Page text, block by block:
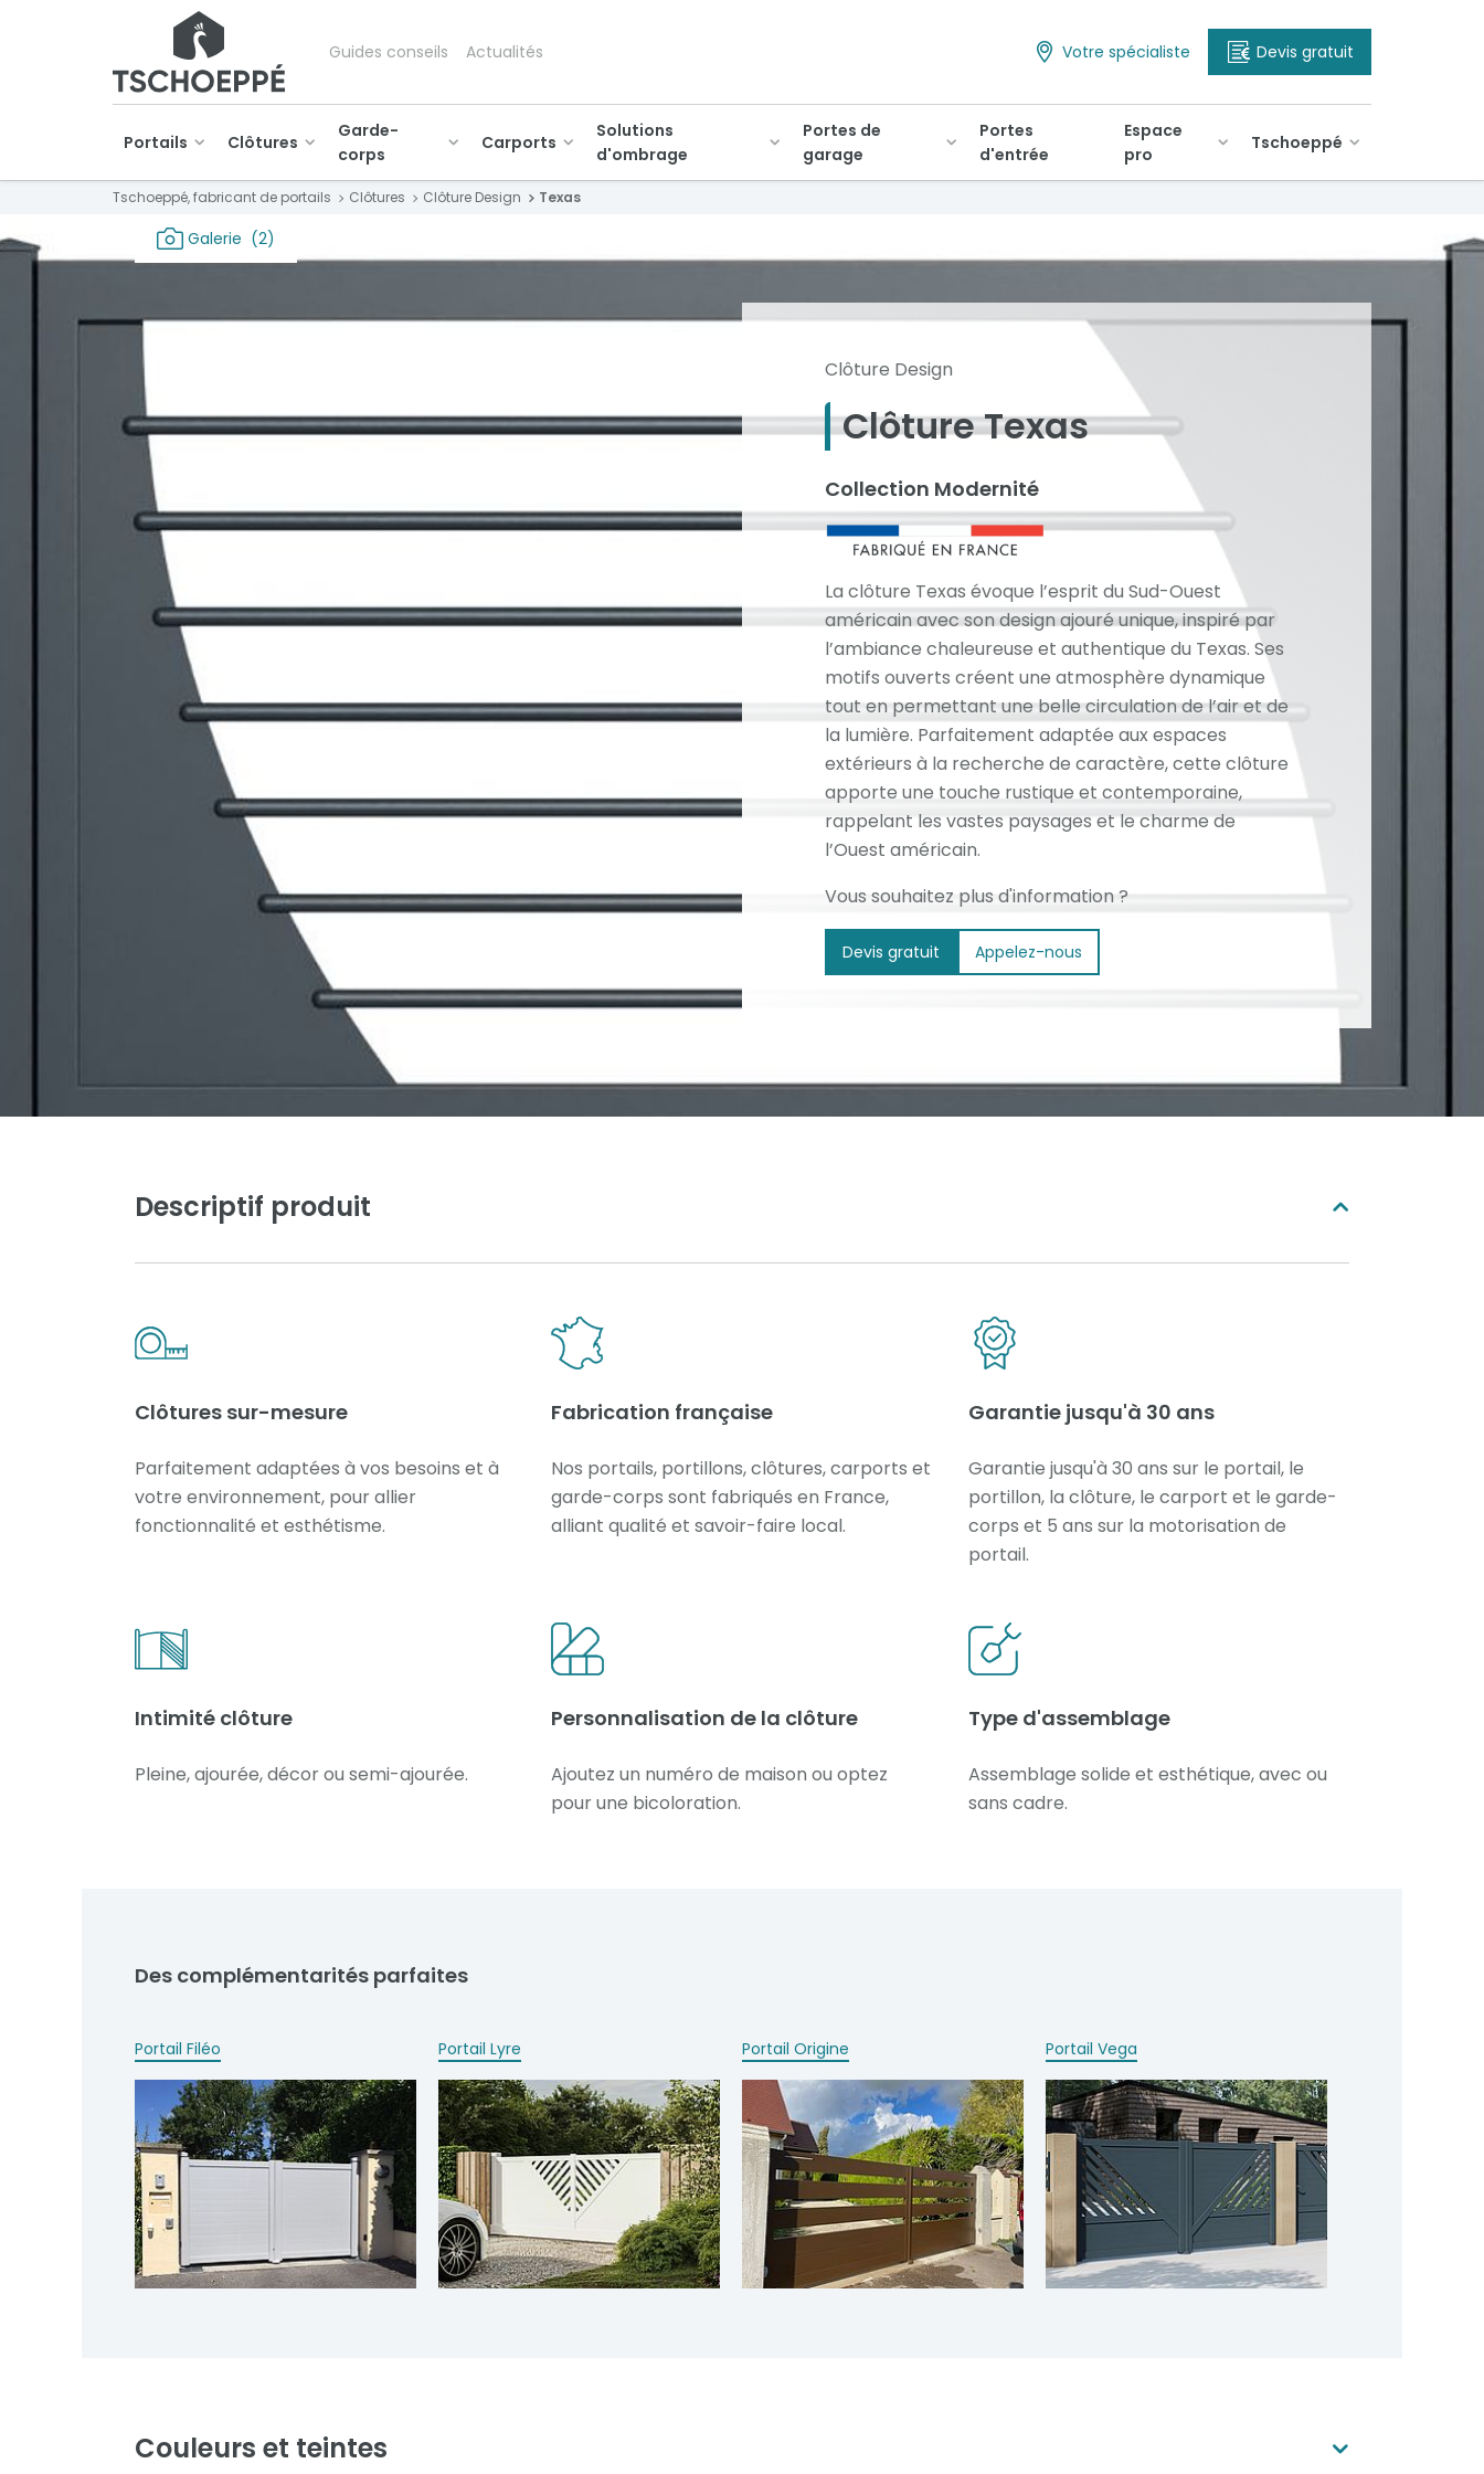
Guides conseils Actualités Votre spécialiste Devis gratuit
Portails Clôtures
Garde-
corps
Carports
Solutions
d'ombrage
Portes de
garage
Portes
d'entrée
Espace
pro
Tschoeppé
Tschoeppé, fabricant de portails Clôtures Clôture Design Texas
Galerie (2)
Clôture Design
Clôture Texas
Collection Modernité
La clôture Texas évoque l’esprit du Sud-Ouest
américain avec son design ajouré unique, inspiré par
l’ambiance chaleureuse et authentique du Texas. Ses
motifs ouverts créent une atmosphère dynamique
tout en permettant une belle circulation de l’air et de
la lumière. Parfaitement adaptée aux espaces
extérieurs à la recherche de caractère, cette clôture
apporte une touche rustique et contemporaine,
rappelant les vastes paysages et le charme de
l’Ouest américain.
Vous souhaitez plus d'information ?
Devis gratuit Appelez-nous
Descriptif produit
Clôtures sur-mesure
Parfaitement adaptées à vos besoins et à
votre environnement, pour allier
fonctionnalité et esthétisme.
Fabrication française
Nos portails, portillons, clôtures, carports et
garde-corps sont fabriqués en France,
alliant qualité et savoir-faire local.
Garantie jusqu'à 30 ans
Garantie jusqu'à 30 ans sur le portail, le
portillon, la clôture, le carport et le garde-
corps et 5 ans sur la motorisation de
portail.
Intimité clôture
Pleine, ajourée, décor ou semi-ajourée.
Personnalisation de la clôture
Ajoutez un numéro de maison ou optez
pour une bicoloration.
Type d'assemblage
Assemblage solide et esthétique, avec ou
sans cadre.
Des complémentarités parfaites
Portail Filéo Portail Lyre Portail Origine Portail Vega
Couleurs et teintes